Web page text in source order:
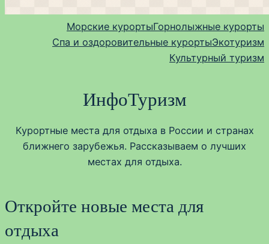
Морские курортыГорнолыжные курорты
Спа и оздоровительные курортыЭкотуризм
Культурный туризм
ИнфоТуризм
Курортные места для отдыха в России и странах
ближнего зарубежья. Рассказываем о лучших
местах для отдыха.
Откройте новые места для
отдыха